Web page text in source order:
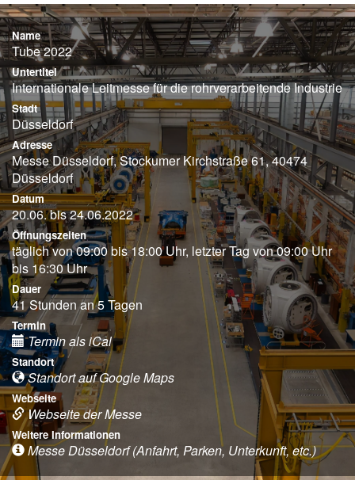
Name
Tube 2022
Untertitel
Internationale Leitmesse für die rohrverarbeitende Industrie
Stadt
Düsseldorf
Adresse
Messe Düsseldorf, Stockumer Kirchstraße 61, 40474
Düsseldorf
Datum
20.06. bis 24.06.2022
Öffnungszeiten
täglich von 09:00 bis 18:00 Uhr, letzter Tag von 09:00 Uhr
bis 16:30 Uhr
Dauer
41 Stunden an 5 Tagen
Termin
Termin als iCal
Standort
Standort auf Google Maps
Webseite
Webseite der Messe
Weitere Informationen
Messe Düsseldorf (Anfahrt, Parken, Unterkunft, etc.)